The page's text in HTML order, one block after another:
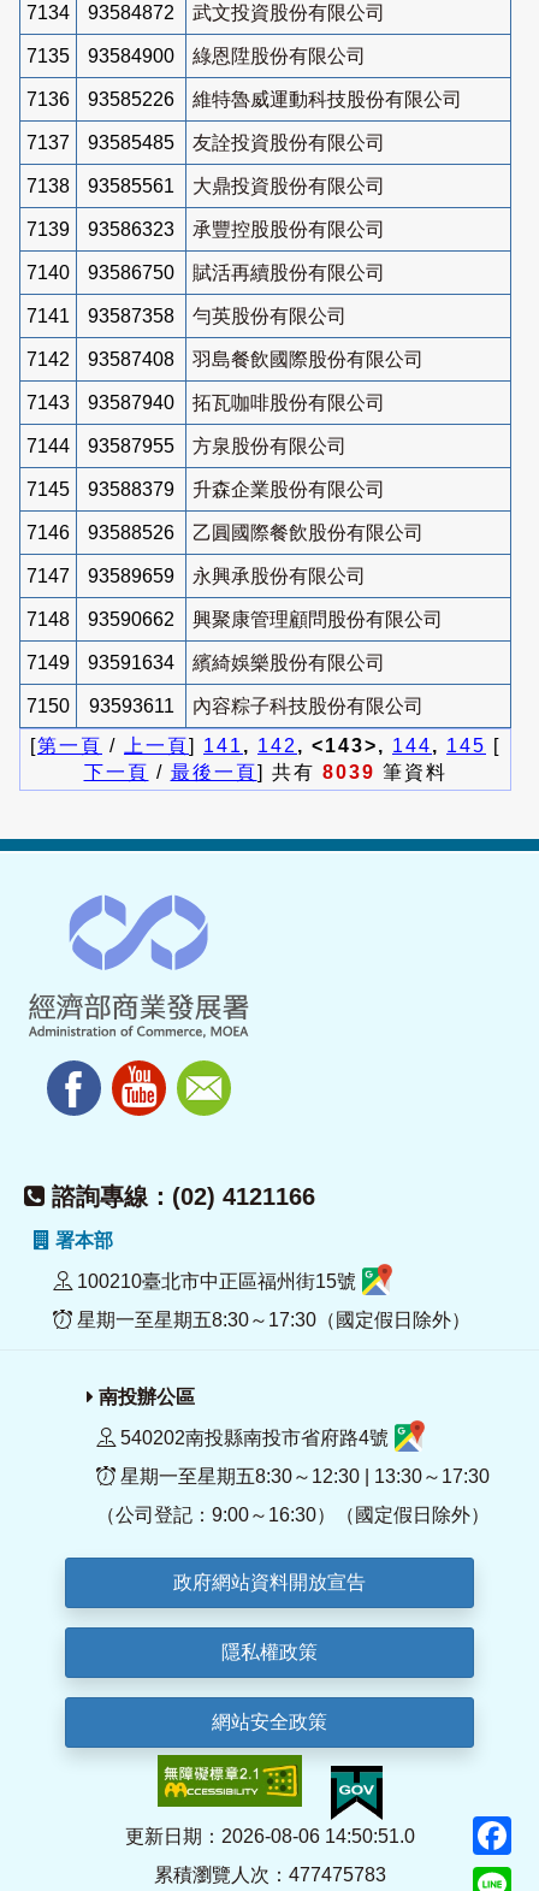
7134 93584872 武文投資股份有限公司
7135 93584900 綠恩陞股份有限公司
7136 93585226 維特魯威運動科技股份有限公司
7137 93585485 友詮投資股份有限公司
7138 93585561 大鼎投資股份有限公司
7139 93586323 承豐控股股份有限公司
7140 93586750 賦活再續股份有限公司
7141 93587358 勻英股份有限公司
7142 93587408 羽島餐飲國際股份有限公司
7143 93587940 拓瓦咖啡股份有限公司
7144 93587955 方泉股份有限公司
7145 93588379 升森企業股份有限公司
7146 93588526 乙圓國際餐飲股份有限公司
7147 93589659 永興承股份有限公司
7148 93590662 興聚康管理顧問股份有限公司
7149 93591634 繽綺娛樂股份有限公司
7150 93593611
內容粽子科技股份有限公司
[第一頁 / 上一頁] 141 , 142 , <143>, 144, 145 [
下一頁 / 最後一頁] 共有 8039 筆資料
諮詢專線：(02) 4121166
署本部
100210臺北市中正區福州街15號
星期一至星期五8:30～17:30（國定假日除外）
南投辦公區
540202南投縣南投市省府路4號
星期一至星期五8:30～12:30 | 13:30～17:30
（公司登記：9:00～16:30）（國定假日除外）
政府網站資料開放宣告
隱私權政策
網站安全政策
更新日期：2026-08-06 14:50:51.0
累積瀏覽人次：477475783